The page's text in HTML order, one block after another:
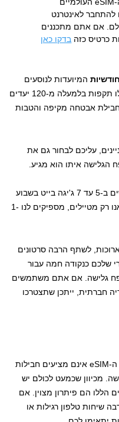
להתחבר לאינטרנט
אם אתם מתכננים
כרטיס כזה בדקו כאן
המיועדות לנוסעים
מתמידים ולנוודים דיגיטליים. חבילות אלו תקפות בלמעלה מ-120 יעדים
חבילת אבטחה מקיפה והטבות
עליכם לבחור גם את
באופן אישי בנסיעות עבודה אנו משתמשים ב-5 עד 7 ג'יגה בייט בשבוע
(1 ליום יהיה קל יותר לזכור) אבל כאשר אנו רק מטיילים, מספיקים לנו 1-
לשתף הרבה סרטונים
שלכם כנקודה חמה עבור
נפח גלישה. אם אתם משתמשים
חברתית, ייתכן שתצטרכו
דבר אחד שחשוב לציין הוא שרוב כרטיסי ה-eSIM אינם מציעים חבילות
מכיוון שכמעט לכולם יש
הללו הם פיתרון מצוין. אם
שיחות טלפון רגילות או